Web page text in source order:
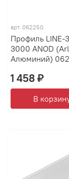
арт. 062250
Профиль LINE-
3000 ANOD
Алюминий)
1 458 ₽
В